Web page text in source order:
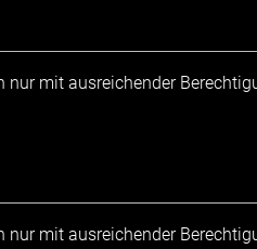
nur mit ausreichender
nur mit ausreichender